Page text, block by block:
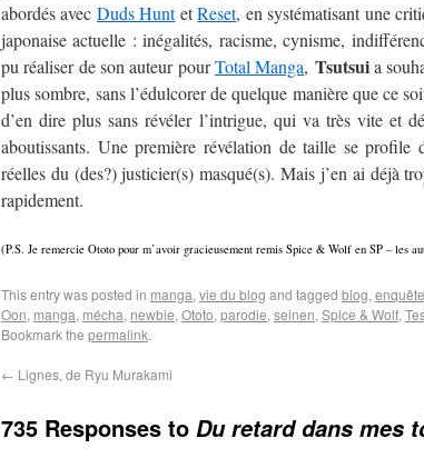
abordés avec Duds HuntetReset, en systématisant une
japonaise actuelle : inégalités, racisme, cynisme,
pu réaliser de son auteur pourTotal Manga, Tsutsuia
plus sombre, sans l’édulcorer de quelque manière que ce
d’en dire plus sans révéler l’intrigue, qui va très vite et
aboutissants. Une première révélation de taille se profile
réelles du (des?) justicier(s) masqué(s). Mais j’en ai déjà
rapidement.
(P.S. Je remercie Ototo pour m’avoir gracieusement remis Spice & Wolf en SP – les
This entry was posted in manga, vie du blog and tagged blog, enquête
Oon, manga, mécha, newbie, Ototo, parodie, seinen, Spice & Wolf,
Bookmark the permalink.
← Lignes, de Ryu Murakami
735 Responses to Du retard dans mes